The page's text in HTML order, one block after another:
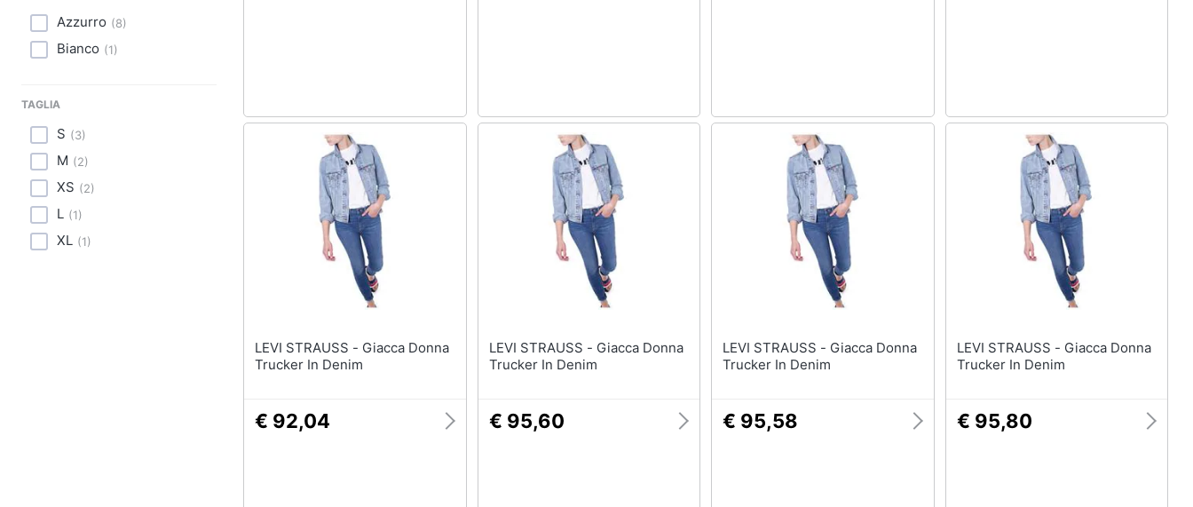
Casalinghi
Animali
Motori
Libri, cd e dvd
Azzurro (8)
Bianco (1)
TAGLIA
S (3)
M (2)
XS (2)
L (1)
XL (1)
LEVI STRAUSS - Giacca Donna
Trucker In Denim
€ 92,04
LEVI STRAUSS - Giacca Donna
Trucker In Denim
€ 95,60
LEVI STRAUSS - Giacca Donna
Trucker In Denim
€ 95,58
LEVI STRAUSS - Giacca Donna
Trucker In Denim
€ 95,80